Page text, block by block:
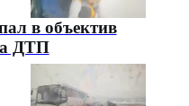
в объектив
ДТП